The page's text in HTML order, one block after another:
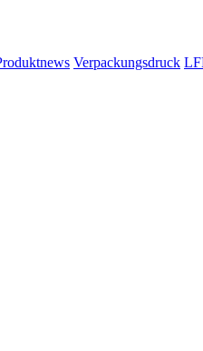
Verpackungsdruck